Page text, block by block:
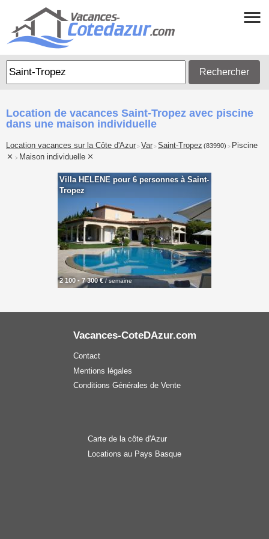
Rechercher
Location de vacances Saint-Tropez avec piscine
dans une maison individuelle
Location vacances sur la Côte d'Azur > Var > Saint-Tropez (83990) > Piscine
> Maison individuelle
Villa HELENE pour 6 personnes à Saint-
Tropez
2 100 - 7 300 €/ semaine
Vacances-CoteDAzur.com
Contact
Mentions légales
Conditions Générales de Vente
Carte de la côte d'Azur
Locations au Pays Basque